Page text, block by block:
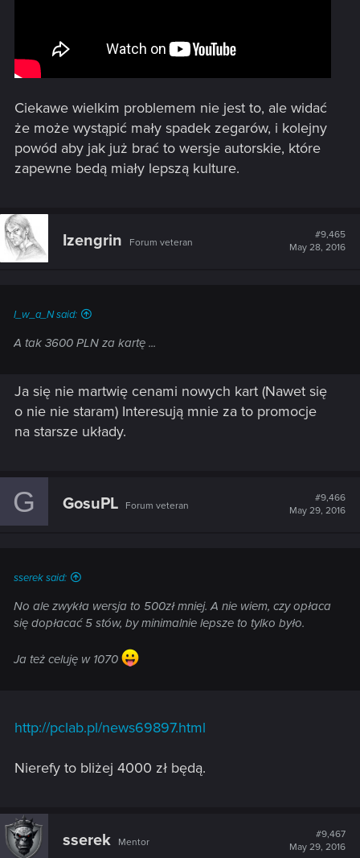
Ciekawe wielkim problemem nie jest to, ale widać
że może wystąpić mały spadek zegarów, i kolejny
powód aby jak już brać to wersje autorskie, które
zapewne bedą miały lepszą kulture.
Izengrin Forum veteran
#9,465
May 28, 2016
I_w_a_N said:
A tak 3600 PLN za kartę ...
Ja się nie martwię cenami nowych kart (Nawet się
o nie nie staram) Interesują mnie za to promocje
na starsze układy.
G GosuPL Forum veteran
#9,466
May 29, 2016
sserek said:
No ale zwykła wersja to 500zł mniej. A nie wiem, czy opłaca
się dopłacać 5 stów, by minimalnie lepsze to tylko było.
Ja też celuję w 1070
http://pclab.pl/news69897.html
Nierefy to bliżej 4000 zł będą.
sserek Mentor
#9,467
May 29, 2016